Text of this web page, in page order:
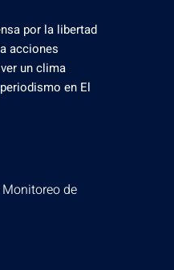
por la libertad
acciones
un clima
en El
de